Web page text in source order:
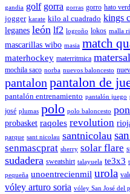
gandia golf gorra gorras gorro hato
jogger karate kilo al cuadrado kings
leganes león lf2 logroño lokos malla
mascarillas wibo masia match
materhockey materritmica
mochila saco norba nuevos baloncesto
pantalon pantalon de
pantalón entrenamiento pantalón juego
josé plumas polo polo baloncesto
probasket raqoles revolution
parque sant nicolau santnicolau
senmascprat sherry solar flare
sudadera sweatshirt talayuela te3x3
pequeña unoentrecienmil urola
vóley arturo soria vóley San José del